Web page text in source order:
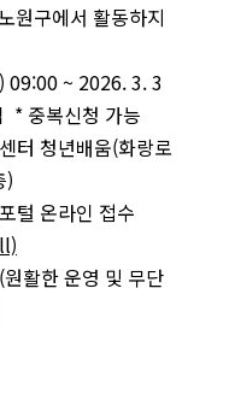
원구에서 활동하지
09:00 ~ 2026. 3. 3
* 중복신청 가능
터 청년배움(화랑로
)
털 온라인 접수
활한 운영 및 무단